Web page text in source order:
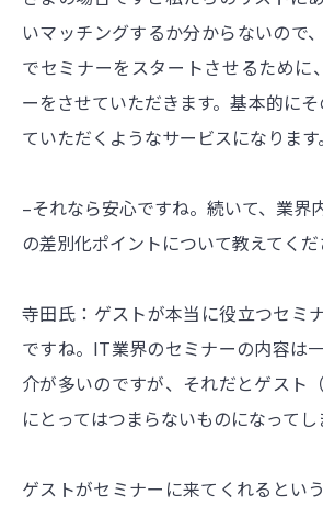
いマッチングするか分からないので
でセミナーをスタートさせるために
ーをさせていただきます。基本的に
ていただくようなサービスになります。
–それなら安心ですね。続いて、業界
の差別化ポイントについて教えてくだ
寺田氏：ゲストが本当に役立つセミ
ですね。IT業界のセミナーの内容は
介が多いのですが、それだとゲスト
にとってはつまらないものになってし
ゲストがセミナーに来てくれるとい